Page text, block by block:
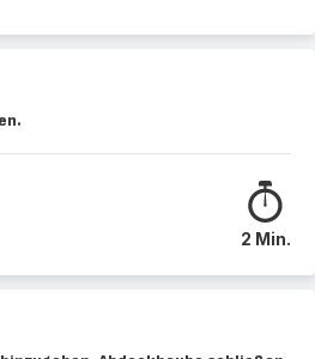
2 Min.